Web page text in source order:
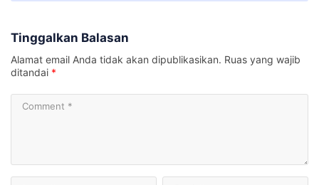
Tinggalkan Balasan
Alamat email Anda tidak akan dipublikasikan. Ruas yang wajib
ditandai *